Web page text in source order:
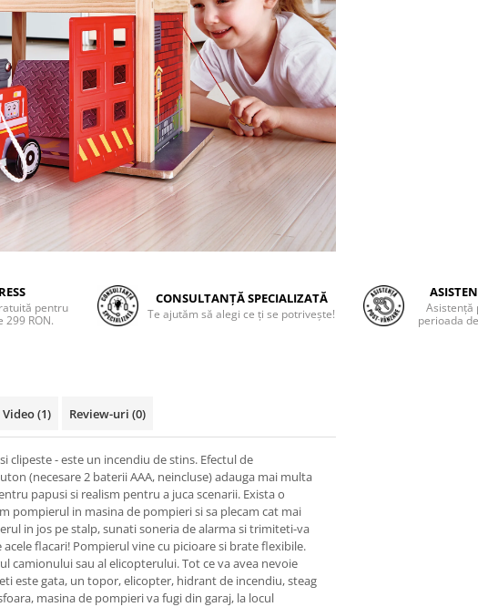
pentru
RON.
CONSULTANȚĂ SPECIALIZATĂ
Te ajutăm să alegi ce ți se potrivește!
Asistență
perioada
Video(1) Review-uri (0)
clipeste - este un incendiu de stins. Efectul de
(necesare 2 baterii AAA, neincluse) adauga mai multa
papusi si realism pentru a juca scenarii. Exista o
pompierul in masina de pompieri si sa plecam cat mai
in jos pe stalp, sunati soneria de alarma si trimiteti-va
flacari! Pompierul vine cu picioare si brate flexibile.
camionului sau al elicopterului. Tot ce va avea nevoie
este gata, un topor, elicopter, hidrant de incendiu, steag
masina de pompieri va fugi din garaj, la locul